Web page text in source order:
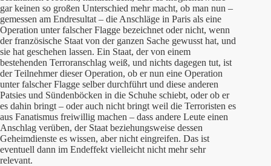
gar keinen so großen Unterschied mehr macht, ob man nun –
gemessen am Endresultat – die Anschläge in Paris als eine
Operation unter falscher Flagge bezeichnet oder nicht, wenn
der französische Staat von der ganzen Sache gewusst hat, und
sie hat geschehen lassen. Ein Staat, der von einem
bestehenden Terroranschlag weiß, und nichts dagegen tut, ist
der Teilnehmer dieser Operation, ob er nun eine Operation
unter falscher Flagge selber durchführt und diese anderen
Patsies und Sündenböcken in die Schuhe schiebt, oder ob er
es dahin bringt – oder auch nicht bringt weil die Terroristen es
aus Fanatismus freiwillig machen – dass andere Leute einen
Anschlag verüben, der Staat beziehungsweise dessen
Geheimdienste es wissen, aber nicht eingreifen. Das ist
eventuell dann im Endeffekt vielleicht nicht mehr sehr
relevant.